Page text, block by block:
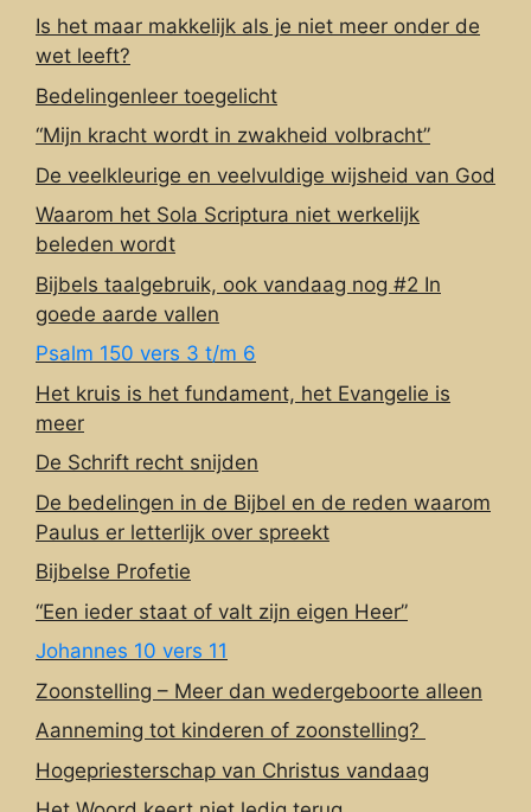
Is het maar makkelijk als je niet meer onder de
wet leeft?
Bedelingenleer toegelicht
“Mijn kracht wordt in zwakheid volbracht”
De veelkleurige en veelvuldige wijsheid van God
Waarom het Sola Scriptura niet werkelijk
beleden wordt
Bijbels taalgebruik, ook vandaag nog #2 In
goede aarde vallen
Psalm 150 vers 3 t/m 6
Het kruis is het fundament, het Evangelie is
meer
De Schrift recht snijden
De bedelingen in de Bijbel en de reden waarom
Paulus er letterlijk over spreekt
Bijbelse Profetie
“Een ieder staat of valt zijn eigen Heer”
Johannes 10 vers 11
Zoonstelling – Meer dan wedergeboorte alleen
Aanneming tot kinderen of zoonstelling?
Hogepriesterschap van Christus vandaag